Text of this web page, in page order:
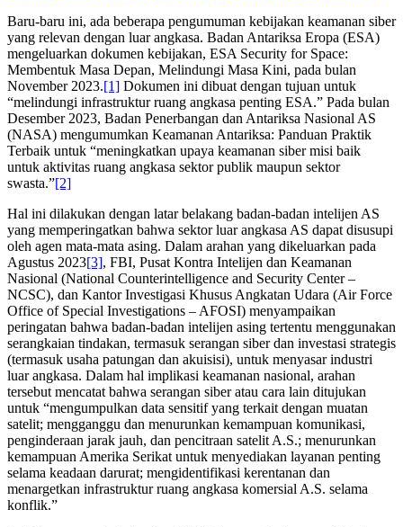
Baru-baru ini, ada beberapa pengumuman kebijakan keamanan siber
yang relevan dengan luar angkasa. Badan Antariksa Eropa (ESA)
mengeluarkan dokumen kebijakan, ESA Security for Space:
Membentuk Masa Depan, Melindungi Masa Kini, pada bulan
November 2023.[1] Dokumen ini dibuat dengan tujuan untuk
“melindungi infrastruktur ruang angkasa penting ESA.” Pada bulan
Desember 2023, Badan Penerbangan dan Antariksa Nasional AS
(NASA) mengumumkan Keamanan Antariksa: Panduan Praktik
Terbaik untuk “meningkatkan upaya keamanan siber misi baik
untuk aktivitas ruang angkasa sektor publik maupun sektor
swasta.”[2]
Hal ini dilakukan dengan latar belakang badan-badan intelijen AS
yang memperingatkan bahwa sektor luar angkasa AS dapat disusupi
oleh agen mata-mata asing. Dalam arahan yang dikeluarkan pada
Agustus 2023[3], FBI, Pusat Kontra Intelijen dan Keamanan
Nasional (National Counterintelligence and Security Center –
NCSC), dan Kantor Investigasi Khusus Angkatan Udara (Air Force
Office of Special Investigations – AFOSI) menyampaikan
peringatan bahwa badan-badan intelijen asing tertentu menggunakan
serangkaian tindakan, termasuk serangan siber dan investasi strategis
(termasuk usaha patungan dan akuisisi), untuk menyasar industri
luar angkasa. Dalam hal implikasi keamanan nasional, arahan
tersebut mencatat bahwa serangan siber atau cara lain ditujukan
untuk “mengumpulkan data sensitif yang terkait dengan muatan
satelit; mengganggu dan menurunkan kemampuan komunikasi,
penginderaan jarak jauh, dan pencitraan satelit A.S.; menurunkan
kemampuan Amerika Serikat untuk menyediakan layanan penting
selama keadaan darurat; mengidentifikasi kerentanan dan
menargetkan infrastruktur ruang angkasa komersial A.S. selama
konflik.”